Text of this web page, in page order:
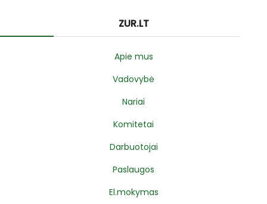
ZUR.LT
Apie mus
Vadovybė
Nariai
Komitetai
Darbuotojai
Paslaugos
El.mokymas